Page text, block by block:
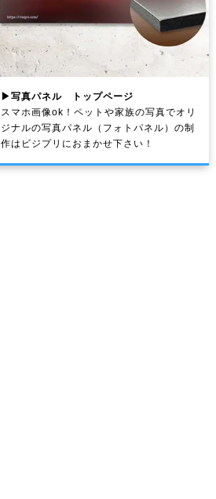
▶写真パネル トップページ
スマホ画像ok！ペットや家族の写真でオリ
ジナルの写真パネル（フォトパネル）の制
作はビジプリにおまかせ下さい！